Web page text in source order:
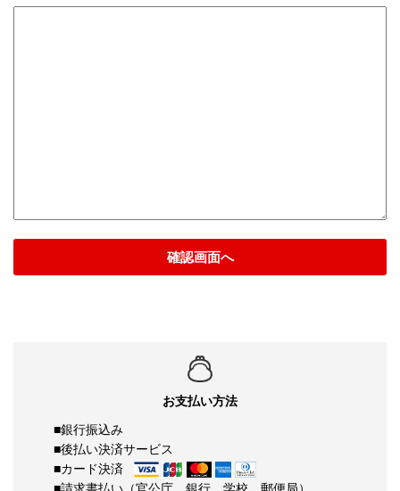
確認画面へ
お支払い方法
■銀行振込み
■後払い決済サービス
■カード決済
■請求書払い（官公庁、銀行、学校、郵便局）